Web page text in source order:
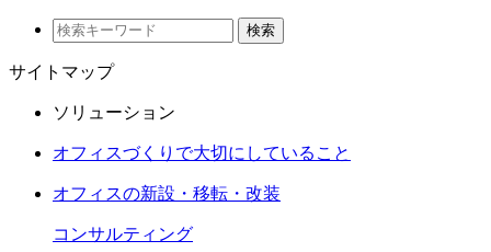
検索
サイトマップ
ソリューション
オフィスづくりで大切にしていること
オフィスの新設・移転・改装
コンサルティング